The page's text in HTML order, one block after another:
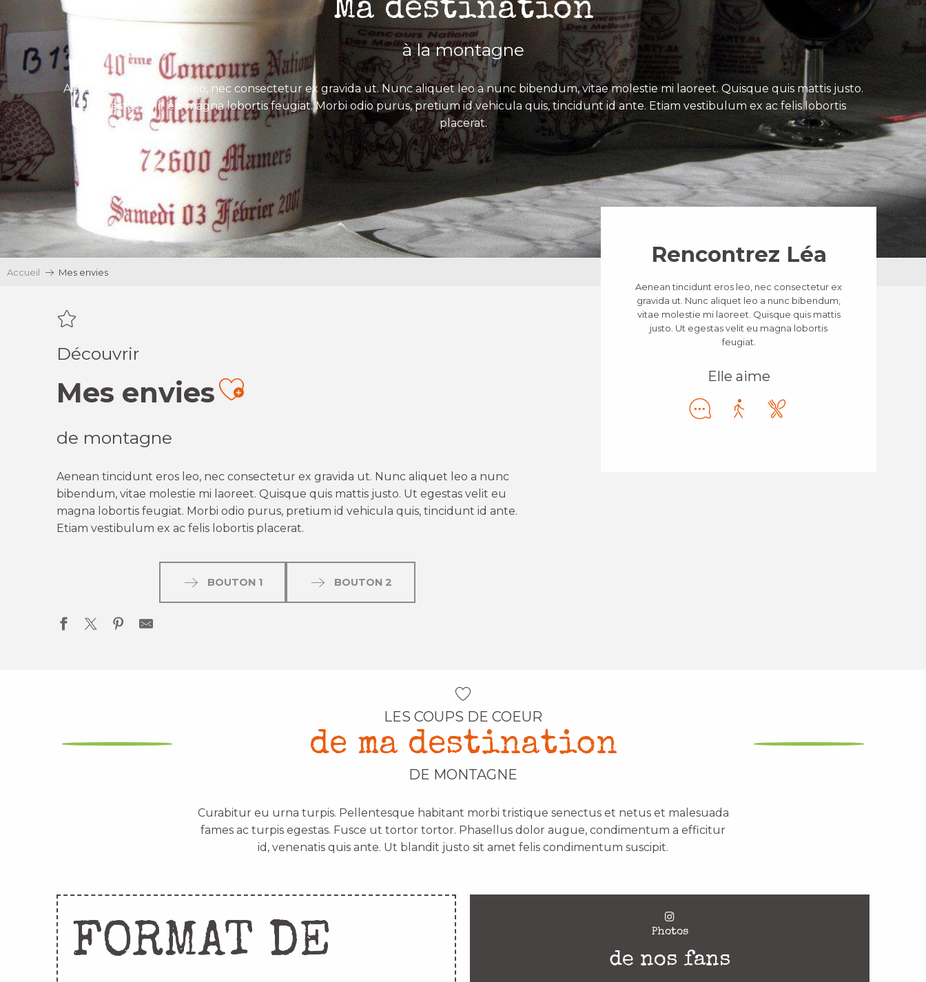
Ma destination
à la montagne
Aenean tincidunt eros leo, nec consectetur ex gravida ut. Nunc aliquet leo a nunc bibendum, vitae molestie mi laoreet. Quisque quis mattis justo.
Ut egestas velit eu magna lobortis feugiat. Morbi odio purus, pretium id vehicula quis, tincidunt id ante. Etiam vestibulum ex ac felis lobortis
placerat.
Accueil Mes envies
Découvrir
Mes enviesAjouter aux favoris
de montagne
Aenean tincidunt eros leo, nec consectetur ex gravida ut. Nunc aliquet leo a nunc
bibendum, vitae molestie mi laoreet. Quisque quis mattis justo. Ut egestas velit eu
magna lobortis feugiat. Morbi odio purus, pretium id vehicula quis, tincidunt id ante.
Etiam vestibulum ex ac felis lobortis placerat.
BOUTON 1 BOUTON 2
Rencontrez Léa
Aenean tincidunt eros leo, nec consectetur ex
gravida ut. Nunc aliquet leo a nunc bibendum,
vitae molestie mi laoreet. Quisque quis mattis
justo. Ut egestas velit eu magna lobortis
feugiat.
Elle aime
LES COUPS DE COEUR
de ma destination
DE MONTAGNE
Curabitur eu urna turpis. Pellentesque habitant morbi tristique senectus et netus et malesuada
fames ac turpis egestas. Fusce ut tortor tortor. Phasellus dolor augue, condimentum a efficitur
id, venenatis quis ante. Ut blandit justo sit amet felis condimentum suscipit.
FORMAT DE
Photos
de nos fans